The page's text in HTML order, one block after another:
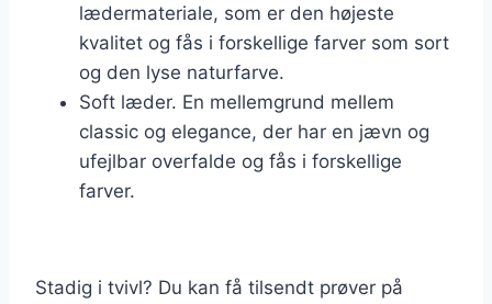
lædermateriale, som er den højeste
kvalitet og fås i forskellige farver som sort
og den lyse naturfarve.
Soft læder. En mellemgrund mellem
classic og elegance, der har en jævn og
ufejlbar overfalde og fås i forskellige
farver.
Stadig i tvivl? Du kan få tilsendt prøver på